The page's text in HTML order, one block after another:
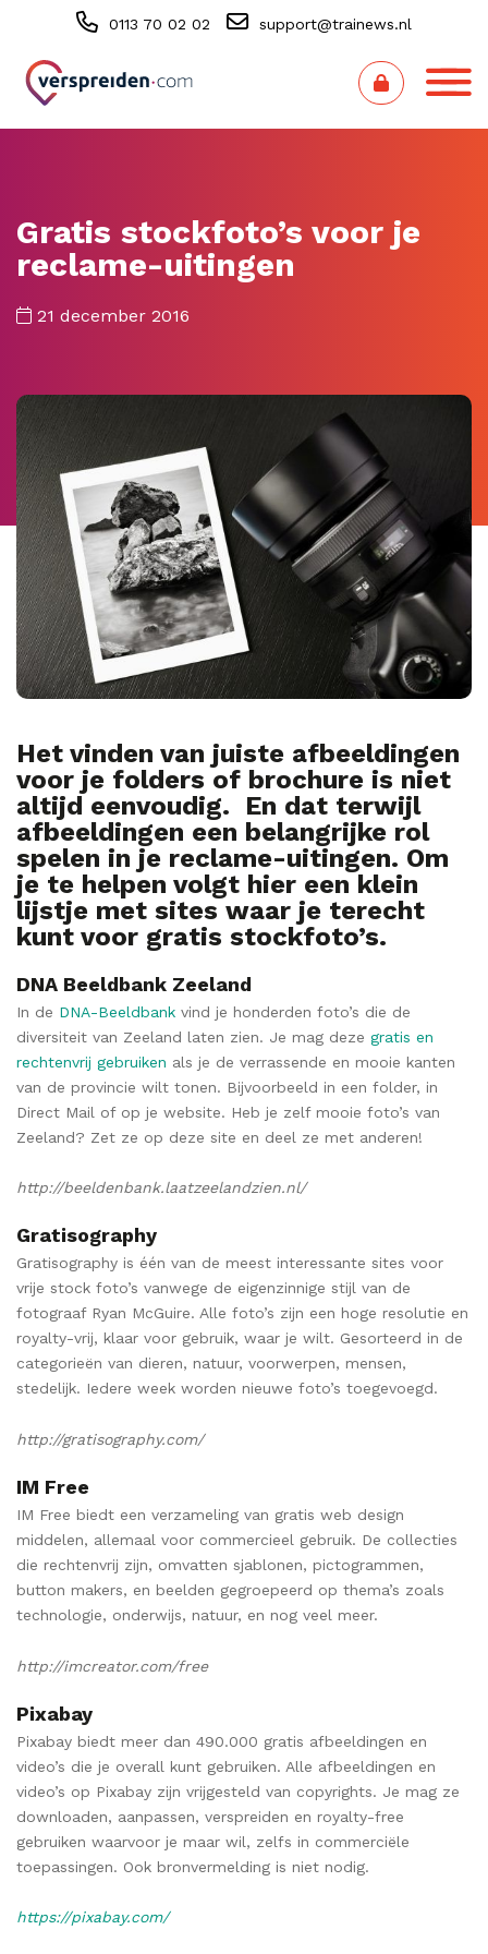
0113 70 02 02 support@trainews.nl
Gratis stockfoto’s voor je
reclame-uitingen
21 december 2016
Het vinden van juiste afbeeldingen
voor je folders of brochure is niet
altijd eenvoudig. En dat terwijl
afbeeldingen een belangrijke rol
spelen in je reclame-uitingen. Om
je te helpen volgt hier een klein
lijstje met sites waar je terecht
kunt voor gratis stockfoto’s.
DNA Beeldbank Zeeland
In de DNA-Beeldbank vind je honderden foto’s die de
diversiteit van Zeeland laten zien. Je mag deze gratis en
rechtenvrij gebruiken als je de verrassende en mooie kanten
van de provincie wilt tonen. Bijvoorbeeld in een folder, in
Direct Mail of op je website. Heb je zelf mooie foto’s van
Zeeland? Zet ze op deze site en deel ze met anderen!
http://beeldenbank.laatzeelandzien.nl/
Gratisography
Gratisography is één van de meest interessante sites voor
vrije stock foto’s vanwege de eigenzinnige stijl van de
fotograaf Ryan McGuire. Alle foto’s zijn een hoge resolutie en
royalty-vrij, klaar voor gebruik, waar je wilt. Gesorteerd in de
categorieën van dieren, natuur, voorwerpen, mensen,
stedelijk. Iedere week worden nieuwe foto’s toegevoegd.
http://gratisography.com/
IM Free
IM Free biedt een verzameling van gratis web design
middelen, allemaal voor commercieel gebruik. De collecties
die rechtenvrij zijn, omvatten sjablonen, pictogrammen,
button makers, en beelden gegroepeerd op thema’s zoals
technologie, onderwijs, natuur, en nog veel meer.
http://imcreator.com/free
Pixabay
Pixabay biedt meer dan 490.000 gratis afbeeldingen en
video’s die je overall kunt gebruiken. Alle afbeeldingen en
video’s op Pixabay zijn vrijgesteld van copyrights. Je mag ze
downloaden, aanpassen, verspreiden en royalty-free
gebruiken waarvoor je maar wil, zelfs in commerciële
toepassingen. Ook bronvermelding is niet nodig.
https://pixabay.com/